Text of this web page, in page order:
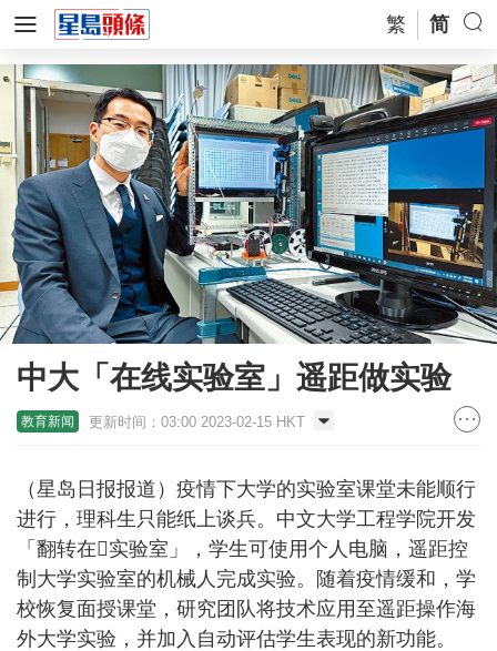
繁 简
中大「在线实验室」遥距做实验
教育新闻 更新时间：03:00 2023-02-15 HKT
（星岛日报报道）疫情下大学的实验室课堂未能顺行
进行，理科生只能纸上谈兵。中文大学工程学院开发
「翻转在实验室」，学生可使用个人电脑，遥距控
制大学实验室的机械人完成实验。随着疫情缓和，学
校恢复面授课堂，研究团队将技术应用至遥距操作海
外大学实验，并加入自动评估学生表现的新功能。